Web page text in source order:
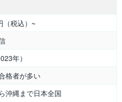
（税込）~
年）
格者が多い
沖縄まで日本全国